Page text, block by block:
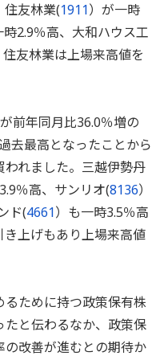
住友林業(1911）が一時
時2.9％高、大和ハウス工
友林業は上場来高値を
前年同月比36.0％増の
去最高となったことから
れました。三越伊勢丹
％高、サンリオ(8136）
ド(4661）も一時3.5％高
上げもあり上場来高値
ために持つ政策保有株
と伝わるなか、政策保
改善が進むとの期待か